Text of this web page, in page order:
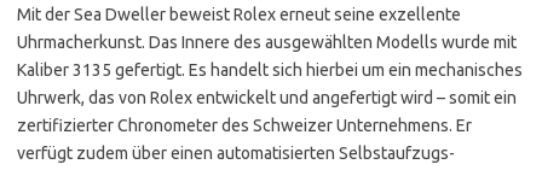
Mit der Sea Dweller beweist Rolex erneut seine exzellente
Uhrmacherkunst. Das Innere des ausgewählten Modells wurde mit
Kaliber 3135 gefertigt. Es handelt sich hierbei um ein mechanisches
Uhrwerk, das von Rolex entwickelt und angefertigt wird – somit ein
zertifizierter Chronometer des Schweizer Unternehmens. Er
verfügt zudem über einen automatisierten Selbstaufzugs-